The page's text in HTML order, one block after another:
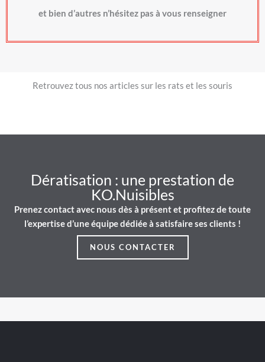
et bien d’autres n’hésitez pas à vous renseigner
Retrouvez tous nos articles sur les rats et les souris
Dératisation : une prestation de
KO.Nuisibles
Prenez contact avec nous dès à présent et profitez de toute
l’expertise d’une équipe dédiée à satisfaire ses clients !
NOUS CONTACTER